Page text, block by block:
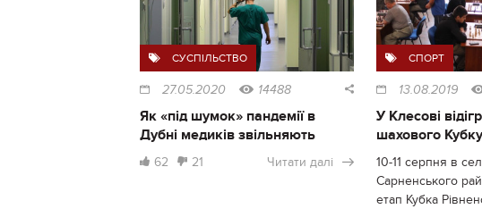
СУСПІЛЬСТВО
27.05.2020 14488
Як «під шумок» пандемії в
Дубні медиків звільняють
62 21 Читати далі
СПОРТ
13.08.2019
У Клесові
шахового
10-11 серпня в
Сарненського
етап Кубка